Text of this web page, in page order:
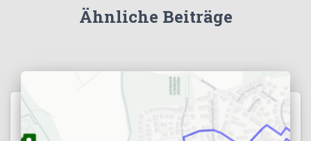
Ähnliche Beiträge